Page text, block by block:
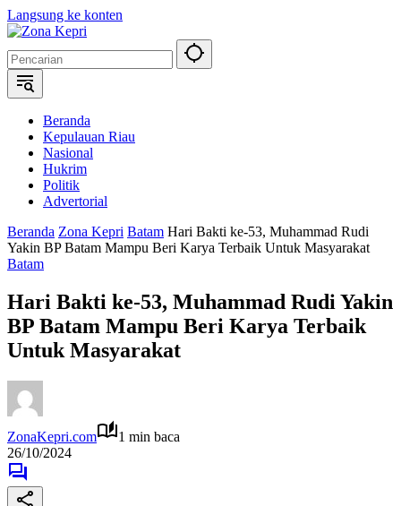
Langsung ke konten
Beranda
Kepulauan Riau
Nasional
Hukrim
Politik
Advertorial
Beranda Zona Kepri Batam Hari Bakti ke-53, Muhammad Rudi
Yakin BP Batam Mampu Beri Karya Terbaik Untuk Masyarakat
Batam
Hari Bakti ke-53, Muhammad Rudi Yakin
BP Batam Mampu Beri Karya Terbaik
Untuk Masyarakat
ZonaKepri.com
1 min baca
26/10/2024